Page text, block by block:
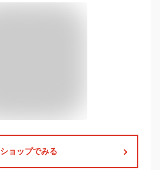
ショップでみる